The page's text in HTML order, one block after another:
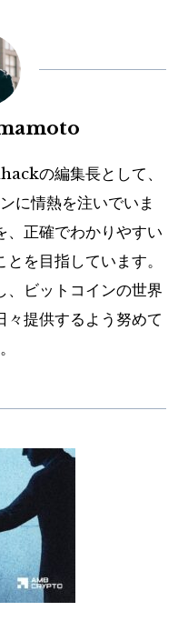
の編集長として、
に情熱を注いでいま
、正確でわかりやすい
を目指しています。
、ビットコインの世界
々提供するよう努めて